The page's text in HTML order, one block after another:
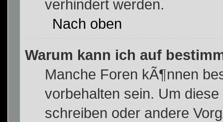
verhindert werden.
Nach oben
Warum kann ich auf
Manche Foren kÃ¶nnen
vorbehalten sein. Um
schreiben oder andere